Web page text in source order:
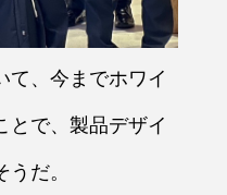
て、今までホワイ
とで、製品デザイ
だ。